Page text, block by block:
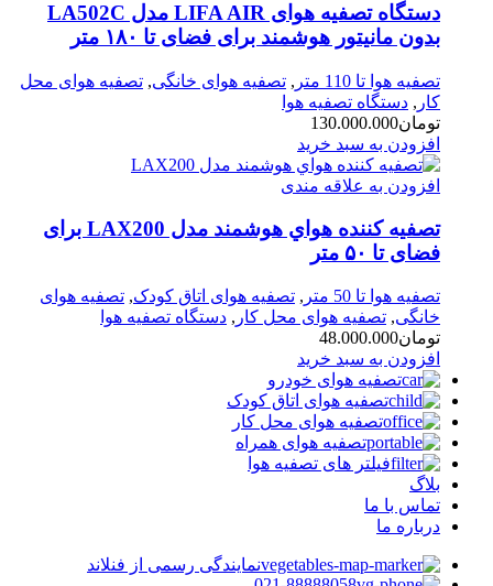
دستگاه تصفیه هوای LIFA AIR مدل LA502C
بدون مانیتور هوشمند برای فضای تا ۱۸۰ متر
تصفیه هوا تا 110 متر , تصفیه هوای خانگی, تصفیه هوای محل
کار , دستگاه تصفیه هوا
تومان130.000.000
افزودن به سبد خرید
افزودن به علاقه مندی
تصفيه کننده هواي هوشمند مدل LAX200 برای
فضای تا ۵۰ متر
تصفیه هوا تا 50 متر , تصفیه هوای اتاق کودک, تصفیه هوای
خانگی, تصفیه هوای محل کار , دستگاه تصفیه هوا
تومان48.000.000
افزودن به سبد خرید
تصفیه هوای خودرو
تصفیه هوای اتاق کودک
تصفیه هوای محل کار
تصفیه هوای همراه
فیلتر های تصفیه هوا
بلاگ
تماس با ما
درباره ما
نمایندگی رسمی از فنلاند